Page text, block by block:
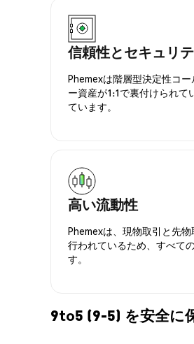
信頼性とセキュリ
Phemexは階層型決定性コ
ー資産が1:1で裏付けられて
ています。
高い流動性
Phemexは、現物取引と先
行われているため、すべて
す。
9to5 (9-5) を安全に